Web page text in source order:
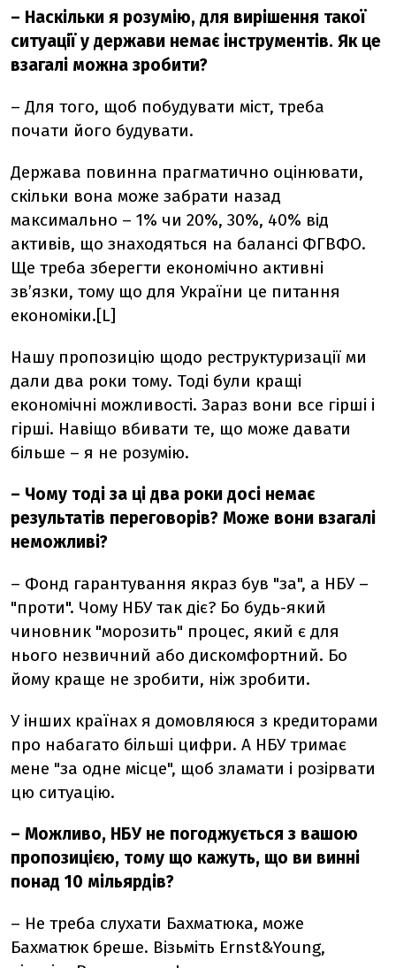
– Наскільки я розумію, для вирішення такої
ситуації у держави немає інструментів. Як це
взагалі можна зробити?
– Для того, щоб побудувати міст, треба
почати його будувати.
Держава повинна прагматично оцінювати,
скільки вона може забрати назад
максимально – 1% чи 20%, 30%, 40% від
активів, що знаходяться на балансі ФГВФО.
Ще треба зберегти економічно активні
зв’язки, тому що для України це питання
економіки.[L]
Нашу пропозицію щодо реструктуризації ми
дали два роки тому. Тоді були кращі
економічні можливості. Зараз вони все гірші і
гірші. Навіщо вбивати те, що може давати
більше – я не розумію.
– Чому тоді за ці два роки досі немає
результатів переговорів? Може вони взагалі
неможливі?
– Фонд гарантування якраз був "за", а НБУ –
"проти". Чому НБУ так діє? Бо будь-який
чиновник "морозить" процес, який є для
нього незвичний або дискомфортний. Бо
йому краще не зробити, ніж зробити.
У інших країнах я домовляюся з кредиторами
про набагато більші цифри. А НБУ тримає
мене "за одне місце", щоб зламати і розірвати
цю ситуацію.
– Можливо, НБУ не погоджується з вашою
пропозицією, тому що кажуть, що ви винні
понад 10 мільярдів?
– Не треба слухати Бахматюка, може
Бахматюк бреше. Візьміть Ernst&Young,